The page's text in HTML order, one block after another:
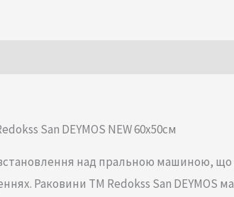
San DEYMOS NEW 60x50cм
встановлення над пральною машиною,
Раковини TM Redokss San